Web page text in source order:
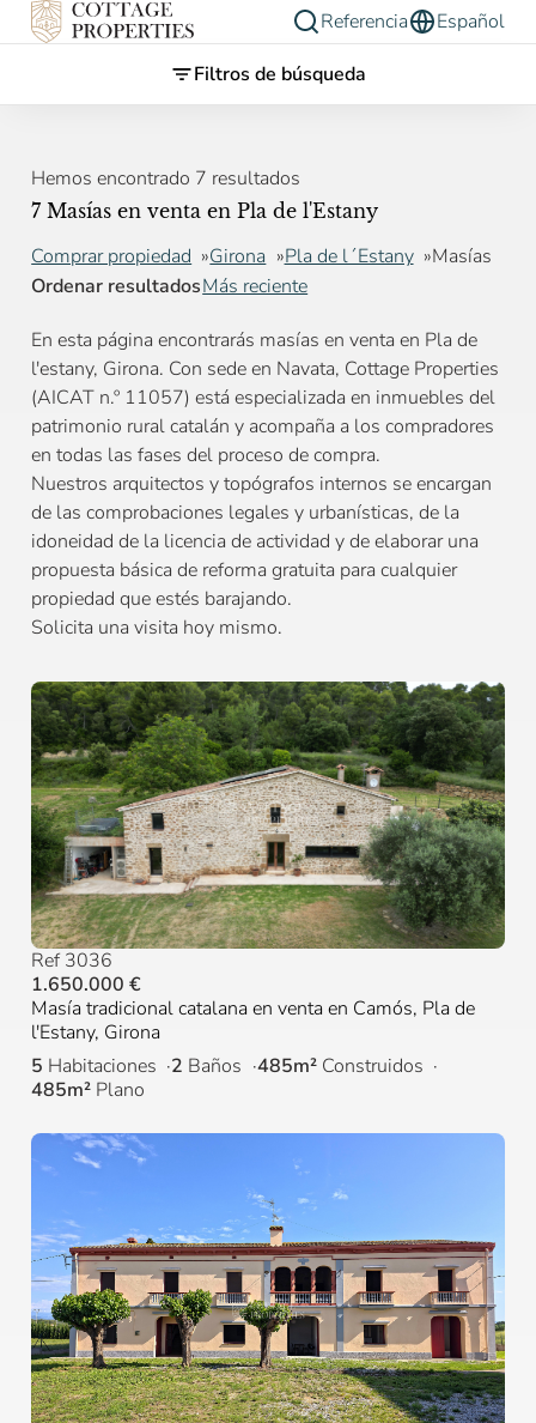
Referencia
Español
Filtros de búsqueda
Hemos encontrado 7 resultados
7 Masías en venta en Pla de l'Estany
Comprar propiedad Girona Pla de l´Estany
Masías
Ordenar resultadosMás reciente
En esta página encontrarás masías en venta en Pla de
l'estany, Girona. Con sede en Navata, Cottage Properties
(AICAT n.º 11057) está especializada en inmuebles del
patrimonio rural catalán y acompaña a los compradores
en todas las fases del proceso de compra.
Nuestros arquitectos y topógrafos internos se encargan
de las comprobaciones legales y urbanísticas, de la
idoneidad de la licencia de actividad y de elaborar una
propuesta básica de reforma gratuita para cualquier
propiedad que estés barajando.
Solicita una visita hoy mismo.
Ref 3036
1.650.000 €
Masía tradicional catalana en venta en Camós, Pla de
l'Estany, Girona
5 Habitaciones 2 Baños 485m² Construidos
485m² Plano